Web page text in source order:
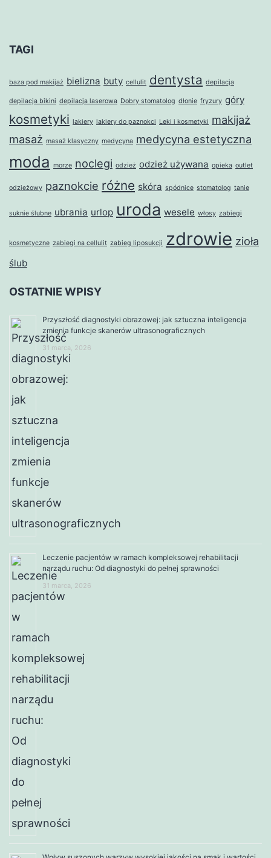
TAGI
baza pod makijaż bielizna buty cellulit dentysta depilacja
depilacja bikini depilacja laserowa Dobry stomatolog dłonie fryzury góry
kosmetyki lakiery lakiery do paznokci Leki i kosmetyki makijaż
masaż masaż klasyczny medycyna medycyna estetyczna
moda morze noclegi odzież odzież używana opieka outlet
odzieżowy paznokcie różne skóra spódnice stomatolog tanie
suknie ślubne ubrania urlop uroda wesele włosy zabiegi
kosmetyczne zabiegi na cellulit zabieg liposukcji zdrowie zioła
ślub
OSTATNIE WPISY
Przyszłość diagnostyki obrazowej: jak sztuczna inteligencja
zmienia funkcje skanerów ultrasonograficznych
31 marca, 2026
Leczenie pacjentów w ramach kompleksowej rehabilitacji
narządu ruchu: Od diagnostyki do pełnej sprawności
31 marca, 2026